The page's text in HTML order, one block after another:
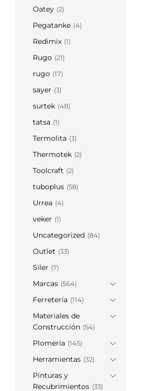
Oatey (2)
Pegatanke (4)
Redimix (1)
Rugo (21)
rugo (17)
sayer (3)
surtek (48)
tatsa (1)
Termolita (3)
Thermotek (2)
Toolcraft (2)
tuboplus (58)
Urrea (4)
veker (1)
Uncategorized (84)
Outlet (33)
Siler (7)
Marcas (564)
Ferretería (114)
Materiales de
Construcción (54)
Plomería (145)
Herramientas (32)
Pinturas y
Recubrimientos (33)